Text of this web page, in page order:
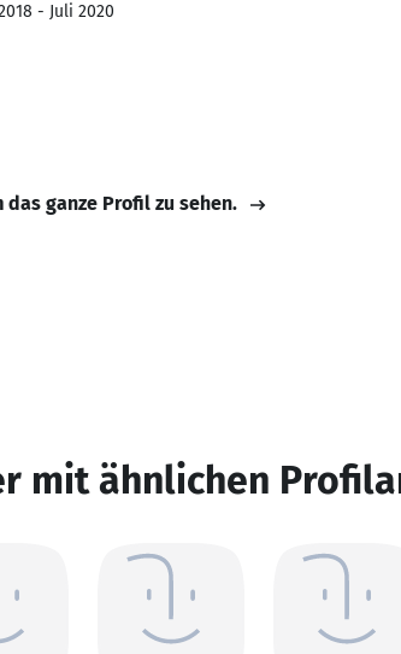
- Juli 2020
das ganze Profil zu sehen.
mit ähnlichen